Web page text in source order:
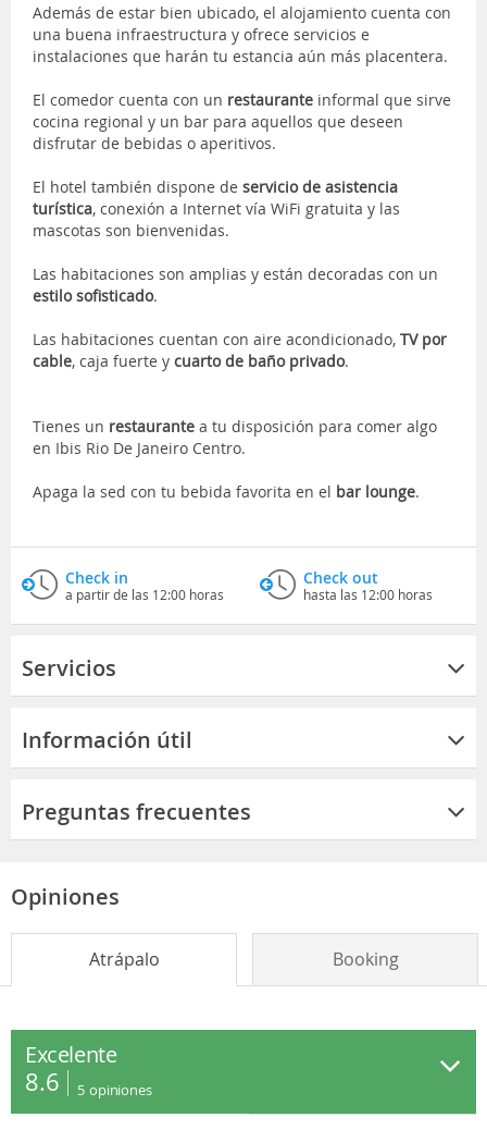
Además de estar bien ubicado, el alojamiento cuenta con
una buena infraestructura y ofrece servicios e
instalaciones que harán tu estancia aún más placentera.
El comedor cuenta con un restaurante informal que sirve
cocina regional y un bar para aquellos que deseen
disfrutar de bebidas o aperitivos.
El hotel también dispone de servicio de asistencia
turística, conexión a Internet vía WiFi gratuita y las
mascotas son bienvenidas.
Las habitaciones son amplias y están decoradas con un
estilo sofisticado.
Las habitaciones cuentan con aire acondicionado, TV por
cable, caja fuerte y cuarto de baño privado.
Tienes un restaurante a tu disposición para comer algo
en Ibis Rio De Janeiro Centro.
Apaga la sed con tu bebida favorita en el bar lounge.
Check in
a partir de las 12:00 horas
Check out
hasta las 12:00 horas
Servicios
Información útil
Preguntas frecuentes
Opiniones
Atrápalo Booking
Excelente
8.6 5 opiniones